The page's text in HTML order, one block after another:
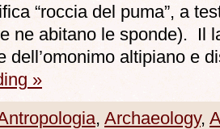
“roccia del puma”, a
ne abitano le sponde). Il
dell’omonimo altipiano e
»
, Archaeology,